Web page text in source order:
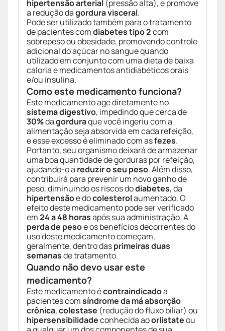
hipertensão arterial (pressão alta), e promove
a redução dagordura visceral.
Pode ser utilizado também para o tratamento
de pacientes comdiabetes tipo 2com
sobrepeso ou obesidade, promovendo controle
adicional do açúcar no sangue quando
utilizado em conjunto com uma dieta de baixa
caloria e medicamentos antidiabéticos orais
e/ou insulina.
Como este medicamento funciona?
Este medicamento age diretamente no
sistema digestivo, impedindo que cerca de
30%dagorduraque você ingeriu com a
alimentação seja absorvida em cada refeição,
e esse excesso é eliminado com asfezes.
Portanto, seu organismo deixará de armazenar
uma boa quantidade de gorduras por refeição,
ajudando-o a reduzir o seu peso. Além disso,
contribuirá para prevenir um novo ganho de
peso, diminuindo os riscos dodiabetes, da
hipertensãoe docolesterolaumentado. O
efeito deste medicamento pode ser verificado
em24 a 48 horasapós sua administração. A
perda de pesoe os benefícios decorrentes do
uso deste medicamento começam,
geralmente, dentro dasprimeiras duas
semanasde tratamento.
Quando não devo usar este
medicamento?
Este medicamento écontraindicadoa
pacientes comsíndrome da má absorção
crônica,colestase (redução do fluxo biliar) ou
hipersensibilidadeconhecida aoorlistateou